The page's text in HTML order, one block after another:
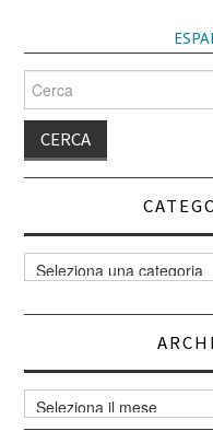
per:
Categorie
articoli
Archivi
articoli